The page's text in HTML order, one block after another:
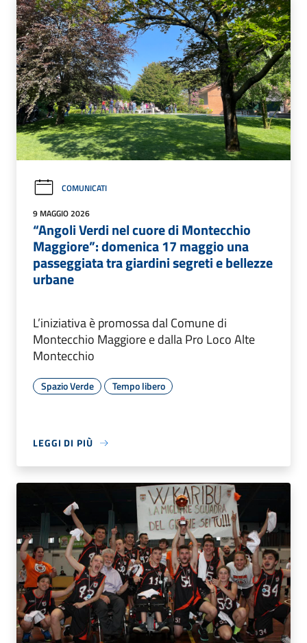
COMUNICATI
9 MAGGIO 2026
“Angoli Verdi nel cuore di Montecchio
Maggiore”: domenica 17 maggio una
passeggiata tra giardini segreti e bellezze
urbane
L’iniziativa è promossa dal Comune di
Montecchio Maggiore e dalla Pro Loco Alte
Montecchio
Spazio Verde Tempo libero
LEGGI DI PIÙ